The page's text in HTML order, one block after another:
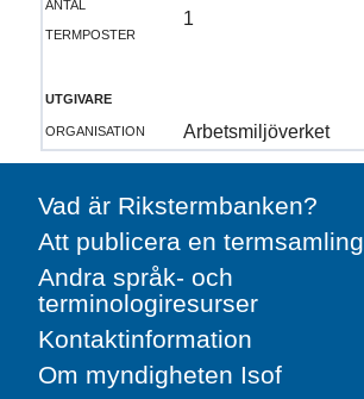
termposter
1
utgivare
organisation
Arbetsmiljöverket
Vad är Rikstermbanken?
Att publicera en termsamling
Andra språk- och
terminologiresurser
Kontaktinformation
Om myndigheten Isof